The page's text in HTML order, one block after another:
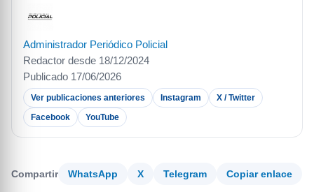
Administrador Periódico Policial
Redactor desde 18/12/2024
Publicado 17/06/2026
Ver publicaciones anteriores Instagram
X / Twitter
Facebook
YouTube
Compartir WhatsApp X Telegram Copiar enlace